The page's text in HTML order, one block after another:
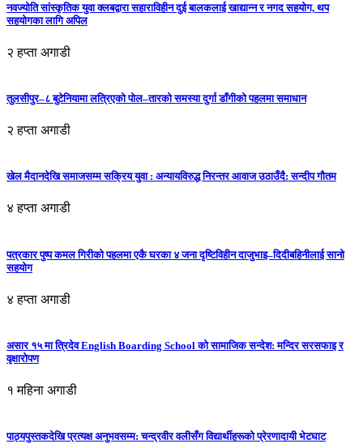
नवज्योति सांस्कृतिक युवा क्लबद्वारा सहाराविहीन दुई बालकलाई खाद्यान्न र नगद सहयोग, थप
सहयोगका लागि अपिल
२ हप्ता अगाडी
तुलसीपुर–८ बुटेनियामा लत्रिएको पोल–तारको समस्या दुर्गा डाँगीको पहलमा समाधान
२ हप्ता अगाडी
खेल मैदानदेखि समाजसम्म सक्रिय युवा : अन्यायविरुद्ध निरन्तर आवाज उठाउँदै: सन्दीप गौतम
४ हप्ता अगाडी
पत्रकार पुष्प कमल गिरीको पहलमा एकै घरका ४ जना दृष्टिविहीन दाजुभाइ–दिदीबहिनीलाई सानो
सहयोग
४ हप्ता अगाडी
असार १५ मा त्रिदेव English Boarding School को सामाजिक सन्देश: मन्दिर सरसफाइ र
वृक्षारोपण
१ महिना अगाडी
पाठ्यपुस्तकदेखि प्रत्यक्ष अनुभवसम्म: चन्द्रवीर वलीसँग विद्यार्थीहरूको प्रेरणादायी भेटघाट